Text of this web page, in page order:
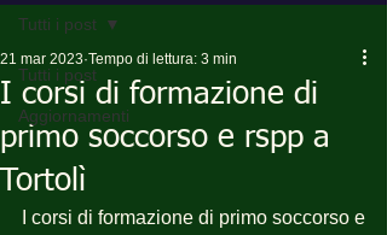
Tutti i post
Aggiornamenti
Tutti i post
I corsi di formazione di
primo soccorso e rspp a
Tortolì
21 mar 2023 Tempo di lettura: 3 min
I corsi di formazione di primo soccorso e